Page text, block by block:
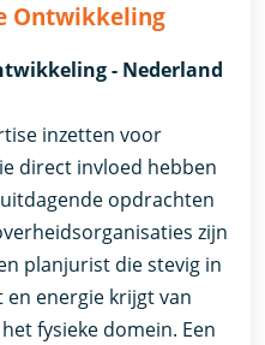
Ontwikkeling
- Nederland
inzetten voor
direct invloed hebben
opdrachten
zijn
planjurist die stevig in
energie krijgt van
fysieke domein. Een